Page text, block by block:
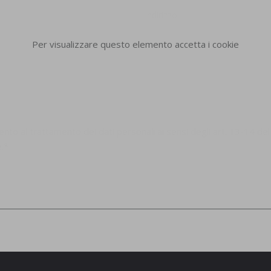
Per visualizzare questo elemento accetta i cookie